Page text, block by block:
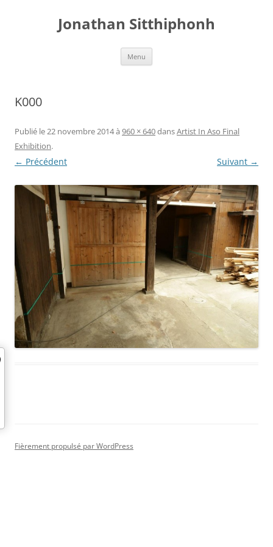
Jonathan Sitthiphonh
Menu
K000
Publié le22 novembre 2014à 960 × 640dansArtist In Aso Final
Exhibition.
← Précédent Suivant →
Fièrement propulsé par WordPress